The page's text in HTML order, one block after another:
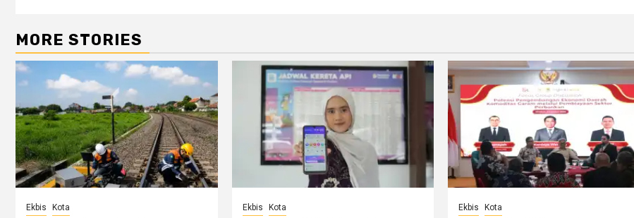
MORE STORIES
Ekbis Kota Ekbis Kota Ekbis Kota